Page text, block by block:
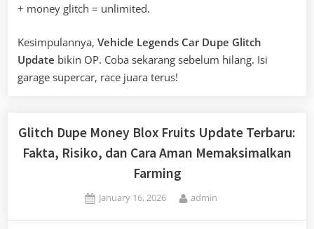
+ money glitch = unlimited.
Kesimpulannya, Vehicle Legends Car Dupe Glitch
Update bikin OP. Coba sekarang sebelum hilang. Isi
garage supercar, race juara terus!
Glitch Dupe Money Blox Fruits Update Terbaru:
Fakta, Risiko, dan Cara Aman Memaksimalkan
Farming
Posted
January 16, 2026 By
admin